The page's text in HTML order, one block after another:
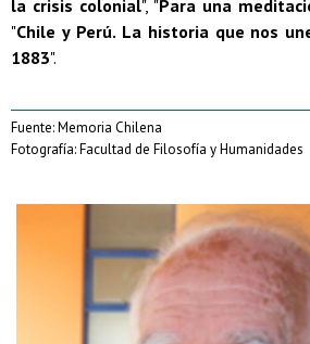
la crisis colonial", "Para una
"Chile y Perú. La historia que nos
1883".
Fuente: Memoria Chilena
Fotografía: Facultad de Filosofía y Humanidades